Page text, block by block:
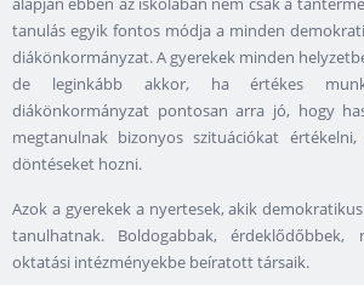
tanulás egyik fontos módja a minden
diákönkormányzat. A gyerekek minden
de leginkább akkor, ha értékes
diákönkormányzat pontosan arra jó, hogy
megtanulnak bizonyos szituációkat
döntéseket hozni.
Azok a gyerekek a nyertesek, akik
tanulhatnak. Boldogabbak,
oktatási intézményekbe beíratott társaik.